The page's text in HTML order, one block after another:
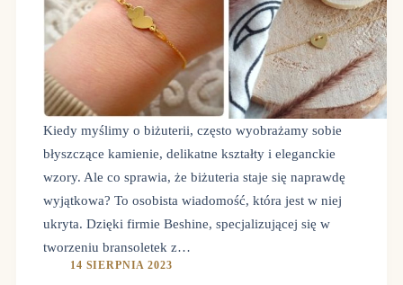
Kiedy myślimy o biżuterii, często wyobrażamy sobie
błyszczące kamienie, delikatne kształty i eleganckie
wzory. Ale co sprawia, że biżuteria staje się naprawdę
wyjątkowa? To osobista wiadomość, która jest w niej
ukryta. Dzięki firmie Beshine, specjalizującej się w
tworzeniu bransoletek z…
14 SIERPNIA 2023